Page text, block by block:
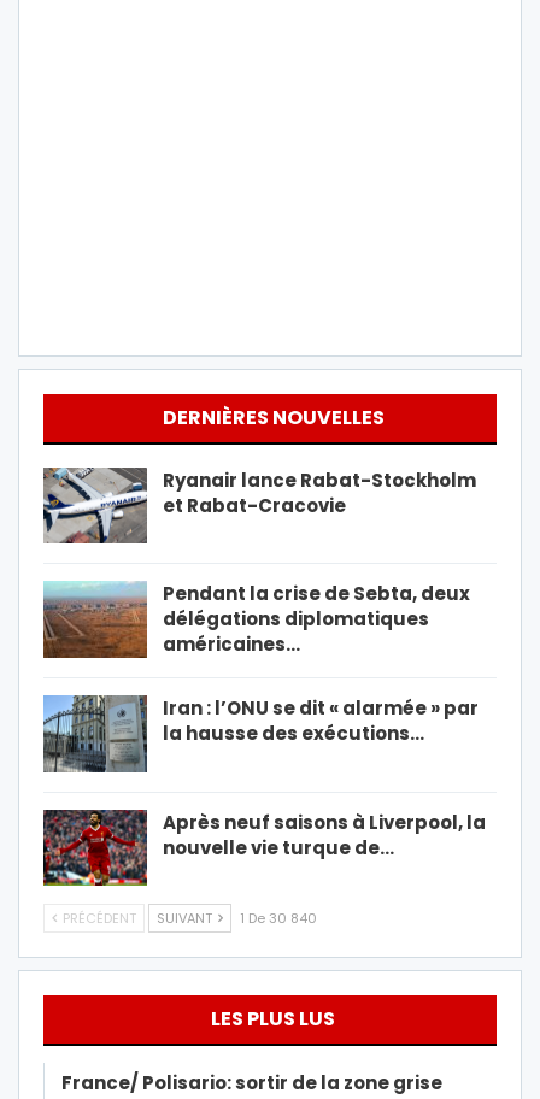
DERNIÈRES NOUVELLES
Ryanair lance Rabat-Stockholm
et Rabat-Cracovie
Pendant la crise de Sebta, deux
délégations diplomatiques
américaines…
Iran : l’ONU se dit « alarmée » par
la hausse des exécutions…
Après neuf saisons à Liverpool, la
nouvelle vie turque de…
PRÉCÉDENT SUIVANT 1 De 30 840
LES PLUS LUS
France/ Polisario: sortir de la zone grise